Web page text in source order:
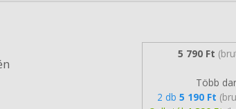
5 790 Ft
Több
2 db 5 190 Ft